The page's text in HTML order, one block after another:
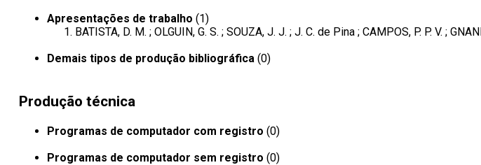
Apresentações de trabalho (1)
BATISTA, D. M. ; OLGUIN, G. S. ; SOUZA, J. J. ; J. C. de Pina ; CAMPOS, P. P. V. ;
Demais tipos de produção bibliográfica(0)
Produção técnica
Programas de computador com registro (0)
Programas de computador sem registro (0)